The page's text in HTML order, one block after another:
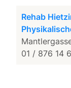
Rehab
01 / 876 14